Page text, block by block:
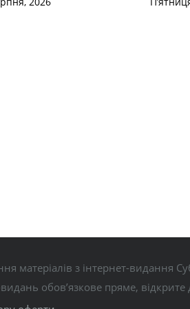
матеріалів з інтернет-видання
обов’язкове пряме,